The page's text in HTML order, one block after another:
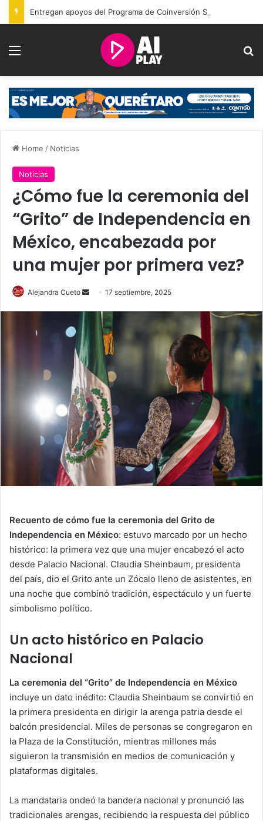
Menu
Home / Noticias
Noticias
¿Cómo fue la ceremonia del
“Grito” de Independencia en
México, encabezada por
una mujer por primera vez?
Alejandra Cueto
Send
email
17 septiembre, 2025
Recuento de cómo fue la ceremonia del Grito de
Independencia en México: estuvo marcado por un hecho
histórico: la primera vez que una mujer encabezó el acto
desde Palacio Nacional. Claudia Sheinbaum, presidenta
del país, dio el Grito ante un Zócalo lleno de asistentes, en
una noche que combinó tradición, espectáculo y un fuerte
simbolismo político.
Un acto histórico en Palacio
Nacional
La ceremonia del “Grito” de Independencia en México
incluye un dato inédito: Claudia Sheinbaum se convirtió en
la primera presidenta en dirigir la arenga patria desde el
balcón presidencial. Miles de personas se congregaron en
la Plaza de la Constitución, mientras millones más
siguieron la transmisión en medios de comunicación y
plataformas digitales.
La mandataria ondeó la bandera nacional y pronunció las
tradicionales arengas, recibiendo la respuesta del público